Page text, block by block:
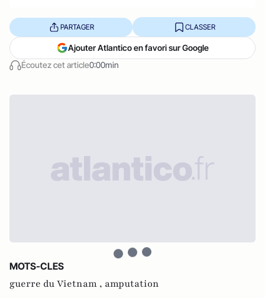
Écoutez cet article0:00min
PARTAGER CLASSER
Ajouter Atlantico en favori sur Google
MOTS-CLES
guerre du Vietnam , amputation